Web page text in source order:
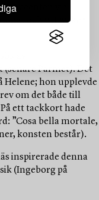
accenten vid
och uttrycker
av
(senare Parmet). Det
hon upplevde
om det både till
ett tackkort hade
”Cosa bella mortale,
konsten består).
inspirerade denna
(Ingeborg på